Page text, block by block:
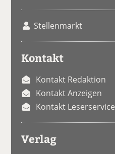
Stellenmarkt
Kontakt
Kontakt Redaktion
Kontakt Anzeigen
Kontakt Leserservice
Verlag